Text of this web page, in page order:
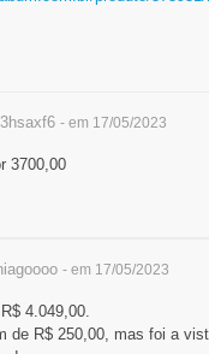
- em 17/05/2023
3700,00
- em 17/05/2023
4.049,00.
de R$ 250,00, mas foi a